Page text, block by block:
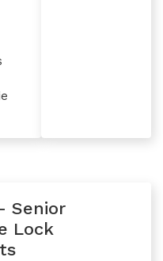
Senior
Lock